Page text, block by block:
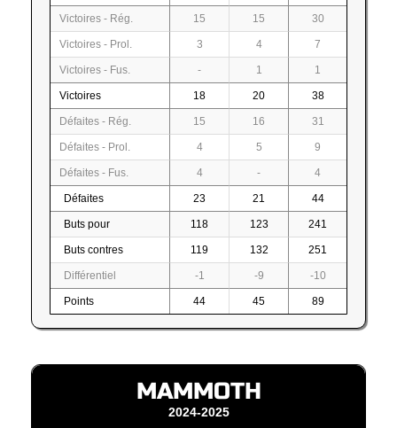
Victoires - Rég. 15 15 30
Victoires - Prol. 3 4 7
Victoires - Fus. - 1 1
Victoires 18 20 38
Défaites - Rég. 15 16 31
Défaites - Prol. 4 5 9
Défaites - Fus. 4 - 4
Défaites 23 21 44
Buts pour 118 123 241
Buts contres 119 132 251
Différentiel -1 -9 -10
Points 44 45 89
MAMMOTH
2024-2025